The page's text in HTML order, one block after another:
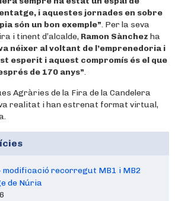
i aquestes jornades en sobre
són un bon exemple”. Per la seva
i tinent d’alcalde, Ramon Sànchez ha
néixer al voltant de l’emprenedoria i
esperit i aquest compromís és el que
de 170 anys”.
Agràries de la Fira de la Candelera
realitat i han estrenat format virtual,
modificació recorregut MB1 i MB2
de Núria